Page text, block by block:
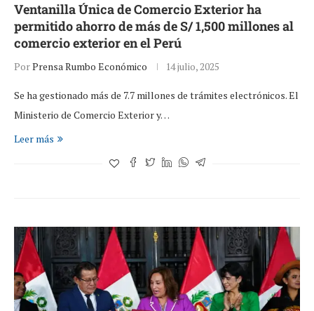
Ventanilla Única de Comercio Exterior ha
permitido ahorro de más de S/ 1,500 millones al
comercio exterior en el Perú
PorPrensa Rumbo Económico 14 julio, 2025
Se ha gestionado más de 7.7 millones de trámites electrónicos. El
Ministerio de Comercio Exterior y…
Leer más